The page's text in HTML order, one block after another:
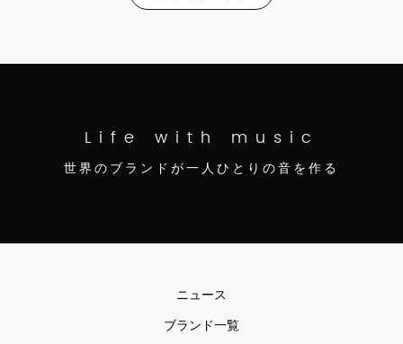
Life with music
世界のブランドが一人ひとりの音を作る
ニュース
ブランド一覧